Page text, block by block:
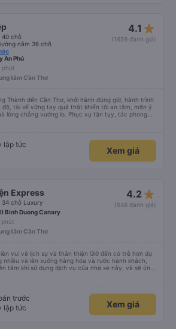
40 chỗ
nằm 36 chỗ
4.1 star_rate
(1659 đánh giá)
An Phú
phút
tâm Cần Thơ
Thành đến Cần Thơ, khởi hành đúng giờ, hành trình
quả thật khiến tôi an tâm, mãn ý.
lòng chẳng vướng lo. Phục vụ tận tụy, tác phong
thời buổi kim tiền vội vã. Xã hội loạn đạo. Xin gửi
lập tức
Xem giá
Express
34 chỗ Luxury
4.2 star_rate
(548 đánh giá)
Binh Duong Canary
phút
tâm Cần Thơ
vui vẻ lịch sự và thân thiện Giờ đến có trễ hơn dự
nhiều và lên xuống hàng hóa và rước hành khách,
tâm khi sử dụng dịch vụ của nhà xe này, và sẽ ủng
thân sử dụng dịch vụ của nhà xe này
trước
lập tức
Xem giá